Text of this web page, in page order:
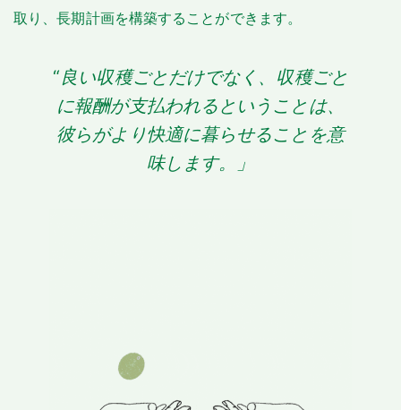
取り、長期計画を構築することができます。
“良い収穫ごとだけでなく、収穫ごと
に報酬が支払われるということは、
彼らがより快適に暮らせることを意
味します。」